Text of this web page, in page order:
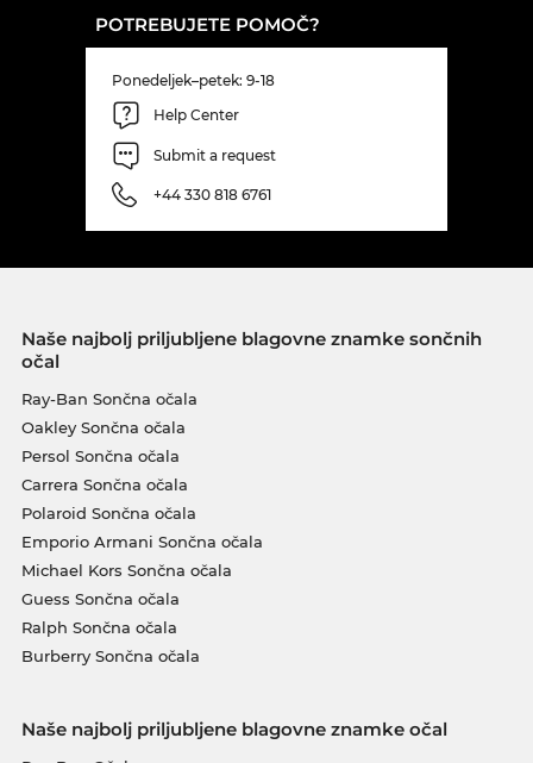
POTREBUJETE POMOČ?
Ponedeljek–petek: 9-18
Help Center
Submit a request
+44 330 818 6761
Naše najbolj priljubljene blagovne znamke sončnih
očal
Ray-Ban Sončna očala
Oakley Sončna očala
Persol Sončna očala
Carrera Sončna očala
Polaroid Sončna očala
Emporio Armani Sončna očala
Michael Kors Sončna očala
Guess Sončna očala
Ralph Sončna očala
Burberry Sončna očala
Naše najbolj priljubljene blagovne znamke očal